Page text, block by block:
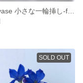
SOLD OUT